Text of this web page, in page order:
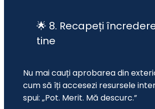
🌟 8. Recapeți
tine
Nu mai cauți aprobarea din
cum să îți accesezi resursele
spui: „Pot. Merit. Mă descurc.”